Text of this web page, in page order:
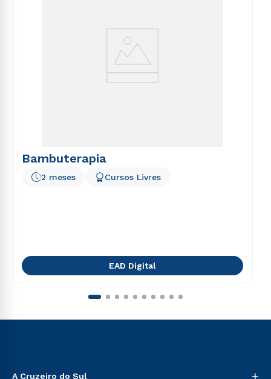
Bambuterapia
2 meses Cursos Livres
EAD Digital
A Cruzeiro do Sul +